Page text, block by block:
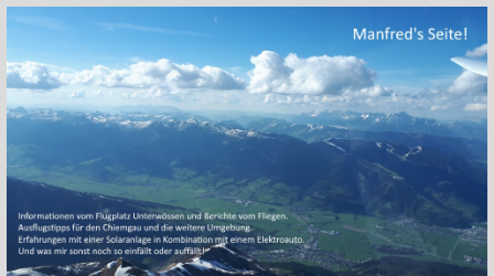
Zum
springen